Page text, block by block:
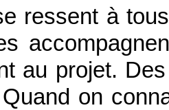
ressent à
au projet.
on